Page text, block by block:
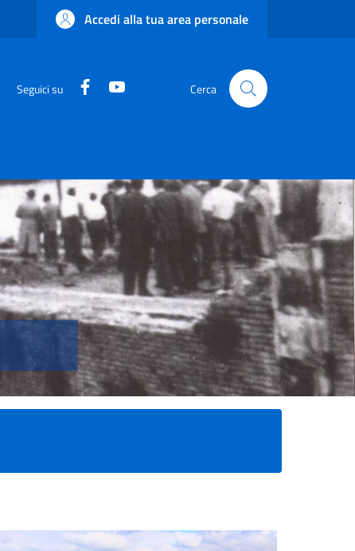
Accedi alla tua area personale
Seguici su Facebook Cerca